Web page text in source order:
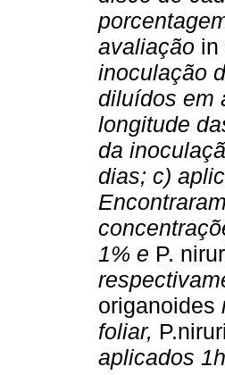
avaliação in
inoculação
diluídos em
longitude
da
dias; c)
1% e P.
origanoides
foliar, P.niruri
aplicados